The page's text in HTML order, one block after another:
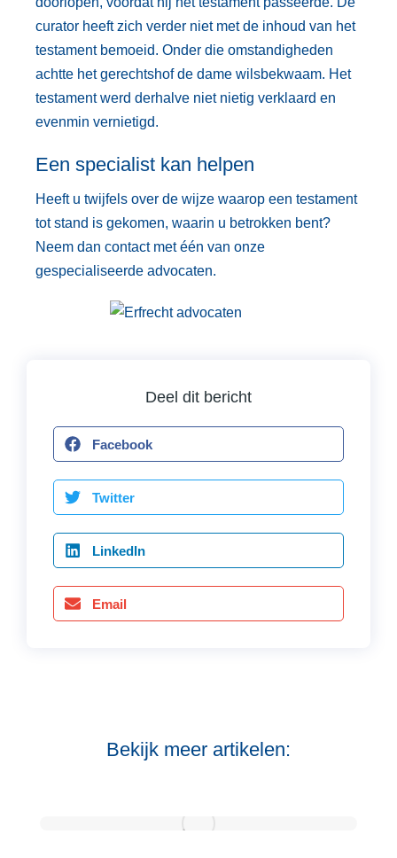
curator heeft zich verder niet met de inhoud van het
testament bemoeid. Onder die omstandigheden
achtte het gerechtshof de dame wilsbekwaam. Het
testament werd derhalve niet nietig verklaard en
evenmin vernietigd.
Een specialist kan helpen
Heeft u twijfels over de wijze waarop een testament
tot stand is gekomen, waarin u betrokken bent?
Neem dan contact met één van onze
gespecialiseerde advocaten.
Deel dit bericht
Facebook
Twitter
LinkedIn
Email
Bekijk meer artikelen: